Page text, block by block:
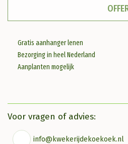
Gratis aanhanger lenen
Bezorging in heel Nederland
Aanplanten mogelijk
Voor vragen of advies:
info@kwekerijdekoekoek.nl